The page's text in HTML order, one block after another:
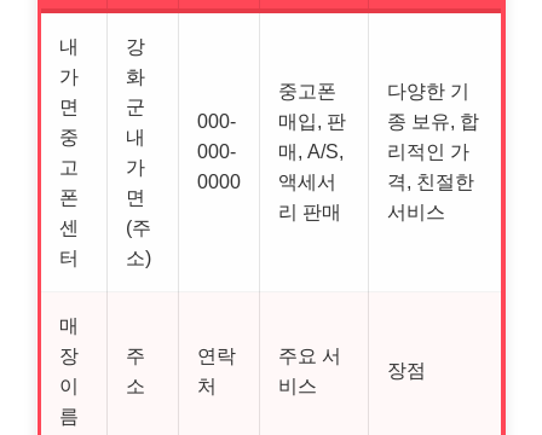
내
가
면
중
고
폰
센
터
강
화
군
내
가
면
(주
소)
000-
000-
0000
중고폰
매입, 판
매, A/S,
액세서
리 판매
다양한 기
종 보유, 합
리적인 가
격, 친절한
서비스
매
장
이
름
주
소
연락
처
주요 서
비스
장점